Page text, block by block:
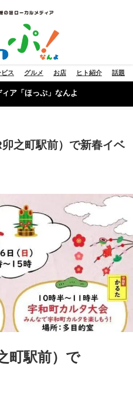
ス グルメ お店 ヒト紹介 話題
ア「ほっぷ」なんよ
之町駅前）で新春イベ
町駅前）で